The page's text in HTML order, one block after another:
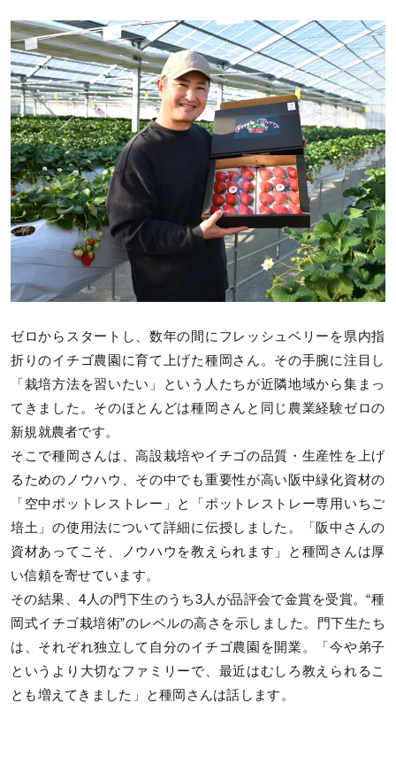
ゼロからスタートし、数年の間にフレッシュベリーを県内指
折りのイチゴ農園に育て上げた種岡さん。その手腕に注目し
「栽培方法を習いたい」という人たちが近隣地域から集まっ
てきました。そのほとんどは種岡さんと同じ農業経験ゼロの
新規就農者です。
そこで種岡さんは、高設栽培やイチゴの品質・生産性を上げ
るためのノウハウ、その中でも重要性が高い阪中緑化資材の
「空中ポットレストレー」と「ポットレストレー専用いちご
培土」の使用法について詳細に伝授しました。「阪中さんの
資材あってこそ、ノウハウを教えられます」と種岡さんは厚
い信頼を寄せています。
その結果、4人の門下生のうち3人が品評会で金賞を受賞。“種
岡式イチゴ栽培術”のレベルの高さを示しました。門下生たち
は、それぞれ独立して自分のイチゴ農園を開業。「今や弟子
というより大切なファミリーで、最近はむしろ教えられるこ
とも増えてきました」と種岡さんは話します。